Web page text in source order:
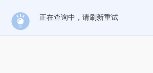
正在查询中，请刷新重试